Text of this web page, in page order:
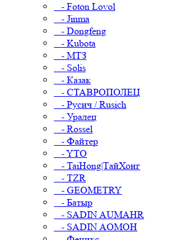
- Foton Lovol
- Jinma
- Dongfeng
- Kubota
- МТЗ
- Solis
- Казак
- СТАВРОПОЛЕЦ
- Русич / Rusich
- Уралец
- Rossel
- Файтер
- YTO
- TaiHong|ТайХонг
- TZR
- GEOMETRY
- Батыр
- SADIN AUMAHR
- SADIN AOMOH